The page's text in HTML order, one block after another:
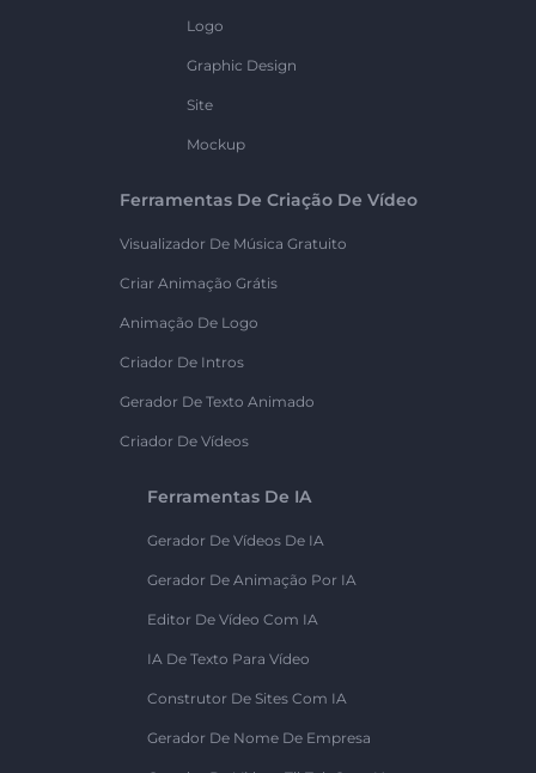
Logo
Graphic Design
Site
Mockup
Ferramentas De Criação De Vídeo
Visualizador De Música Gratuito
Criar Animação Grátis
Animação De Logo
Criador De Intros
Gerador De Texto Animado
Criador De Vídeos
Ferramentas De IA
Gerador De Vídeos De IA
Gerador De Animação Por IA
Editor De Vídeo Com IA
IA De Texto Para Vídeo
Construtor De Sites Com IA
Gerador De Nome De Empresa